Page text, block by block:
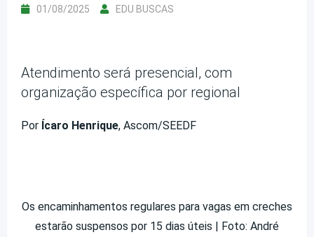
01/08/2025 EDU BUSCAS
Atendimento será presencial, com
organização específica por regional
Por Ícaro Henrique, Ascom/SEEDF
Os encaminhamentos regulares para vagas em creches
estarão suspensos por 15 dias úteis | Foto: André